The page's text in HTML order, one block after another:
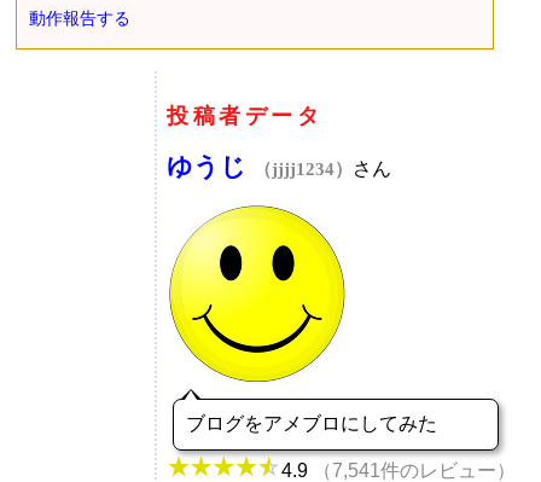
動作報告する
投稿者データ
ゆうじ （jjjj1234） さん
ブログをアメブロにしてみた
4.9 （7,541件のレビュー）